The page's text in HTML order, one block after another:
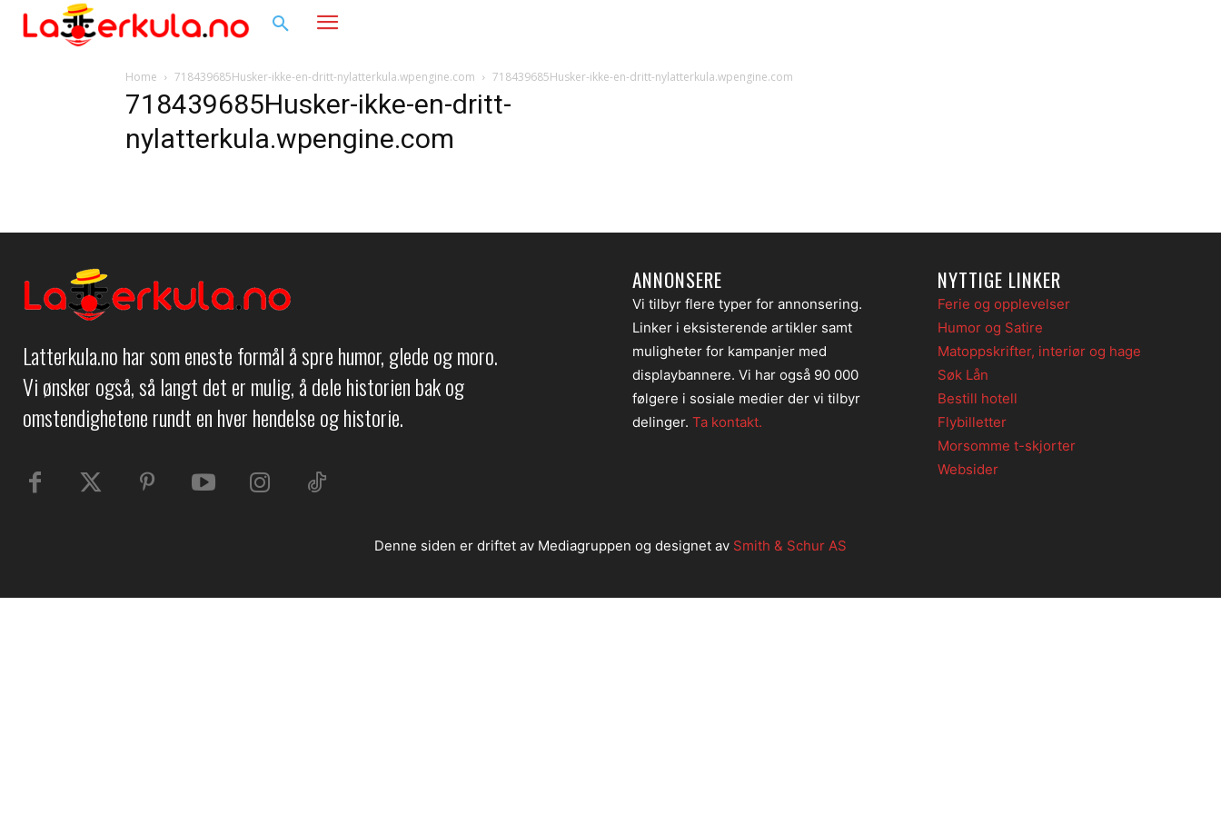
Home 718439685Husker-ikke-en-dritt-nylatterkula.wpengine.com 718439685Husker-ikke-en-dritt-nylatterkula.wpengine.com
718439685Husker-ikke-en-dritt-
nylatterkula.wpengine.com
Latterkula.no har som eneste formål å spre humor, glede og moro.
Vi ønsker også, så langt det er mulig, å dele historien bak og
omstendighetene rundt en hver hendelse og historie.
ANNONSERE
Vi tilbyr flere typer for annonsering.
Linker i eksisterende artikler samt
muligheter for kampanjer med
displaybannere. Vi har også 90 000
følgere i sosiale medier der vi tilbyr
delinger. Ta kontakt.
NYTTIGE LINKER
Ferie og opplevelser
Humor og Satire
Matoppskrifter, interiør og hage
Søk Lån
Bestill hotell
Flybilletter
Morsomme t-skjorter
Websider
Denne siden er driftet av Mediagruppen og designet av Smith & Schur AS